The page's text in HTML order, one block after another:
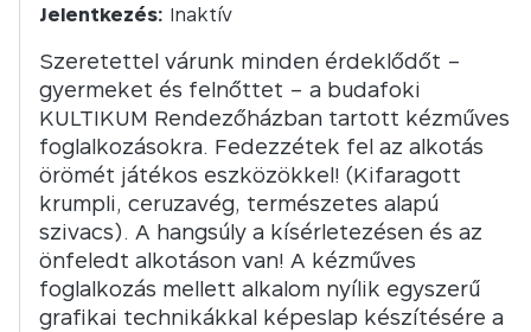
Jelentkezés: Inaktív
Szeretettel várunk minden érdeklődőt –
gyermeket és felnőttet – a budafoki
KULTIKUM Rendezőházban tartott kézműves
foglalkozásokra. Fedezzétek fel az alkotás
örömét játékos eszközökkel! (Kifaragott
krumpli, ceruzavég, természetes alapú
szivacs). A hangsúly a kísérletezésen és az
önfeledt alkotáson van! A kézműves
foglalkozás mellett alkalom nyílik egyszerű
grafikai technikákkal képeslap készítésére a